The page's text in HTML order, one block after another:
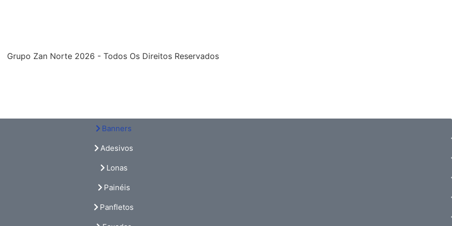
Grupo Zan Norte 2026 - Todos Os Direitos Reservados
Banners
Adesivos
Lonas
Painéis
Panfletos